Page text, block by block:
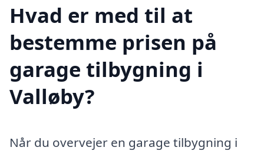
Hvad er med til at
bestemme prisen på
garage tilbygning i
Valløby?
Når du overvejer en garage tilbygning i